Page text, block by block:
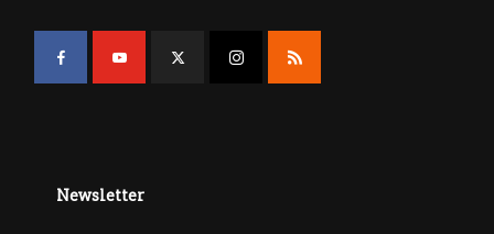
Newsletter